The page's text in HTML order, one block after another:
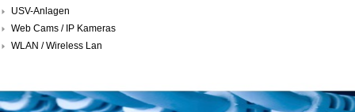
USV-Anlagen
Web Cams / IP Kameras
WLAN / Wireless Lan